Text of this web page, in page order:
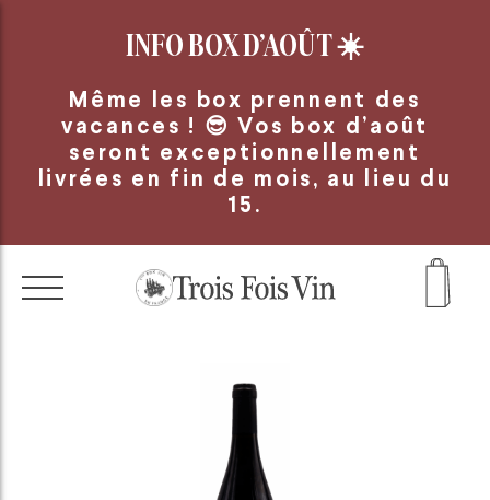
INFO BOX D’AOÛT☀️
Même les box prennent des
vacances ! 😎 Vos box d’août
seront exceptionnellement
livrées en fin de mois, au lieu du
15.